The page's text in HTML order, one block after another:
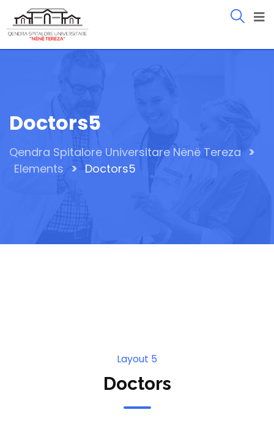
Doctors5
Qendra Spitalore Universitare Nënë Tereza >
Elements > Doctors5
Layout 5
Doctors